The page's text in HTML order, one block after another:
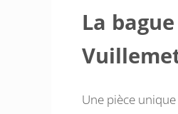
La
Une pièce